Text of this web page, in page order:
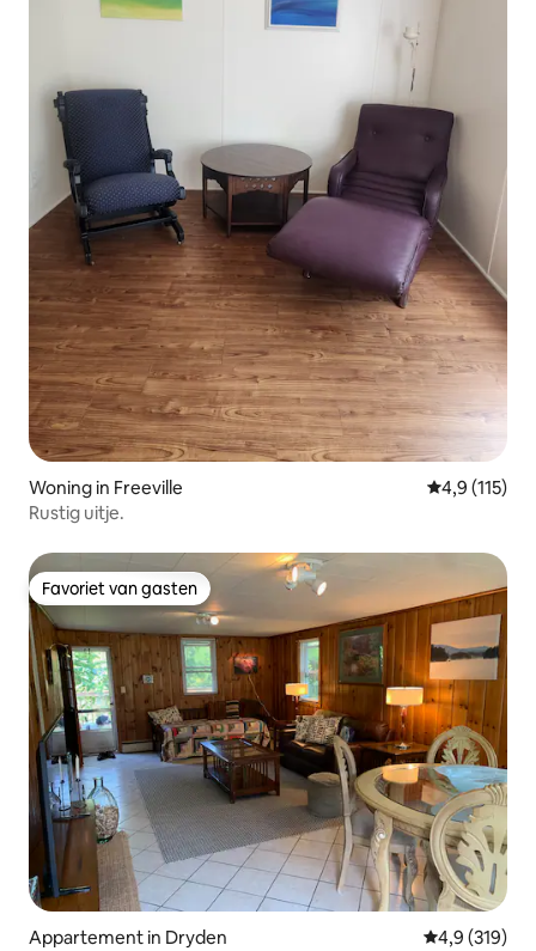
Woning in Freeville Gemiddelde
4,9 (115)
Rustig uitje.
Favoriet van gasten
Favoriet van gasten
Appartement in Dryden Gemiddelde
4,9 (319)